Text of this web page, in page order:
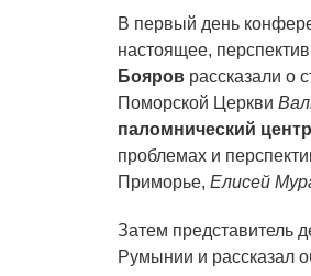
В первый день
настоящее,
Бояров рассказали о
Поморской Церкви
паломнический
проблемах и
Приморье, Елисей
Затем представитель
Румынии и рассказал